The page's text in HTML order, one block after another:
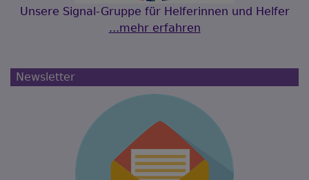
Unsere Signal-Gruppe für Helferinnen und Helfer
...mehr erfahren
Newsletter